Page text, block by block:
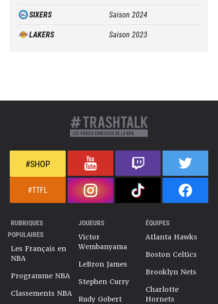
SIXERS
Saison 2024
LAKERS
Saison 2023
#SHOP
#TTFL
RUBRIQUES
POPULAIRES
Les Français en
NBA
Programme NBA
Classements NBA
JOUEURS
Victor
Wembanyama
LeBron James
Stephen Curry
Rudy Gobert
ÉQUIPES
Atlanta Hawks
Boston Celtics
Brooklyn Nets
Charlotte
Hornets